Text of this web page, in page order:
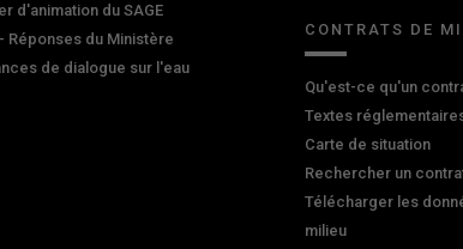
d'animation du SAGE
- Réponses du Ministère
de dialogue sur l'eau
CONTRATS DE
Qu'est-ce qu'un
Textes
Carte de situation
Rechercher un
Télécharger les
milieu